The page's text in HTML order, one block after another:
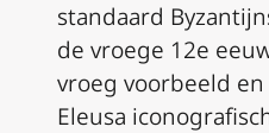
standaard
de vroege 12e
vroeg voorbeeld
Eleusa